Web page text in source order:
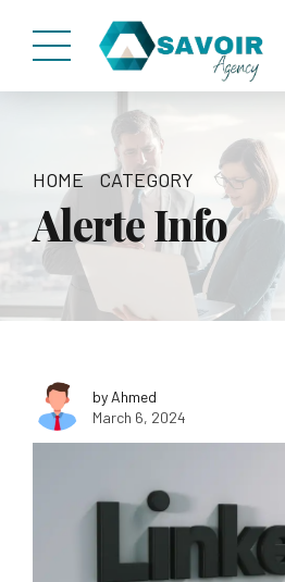
HOME CATEGORY
Alerte Info
by Ahmed
March 6, 2024